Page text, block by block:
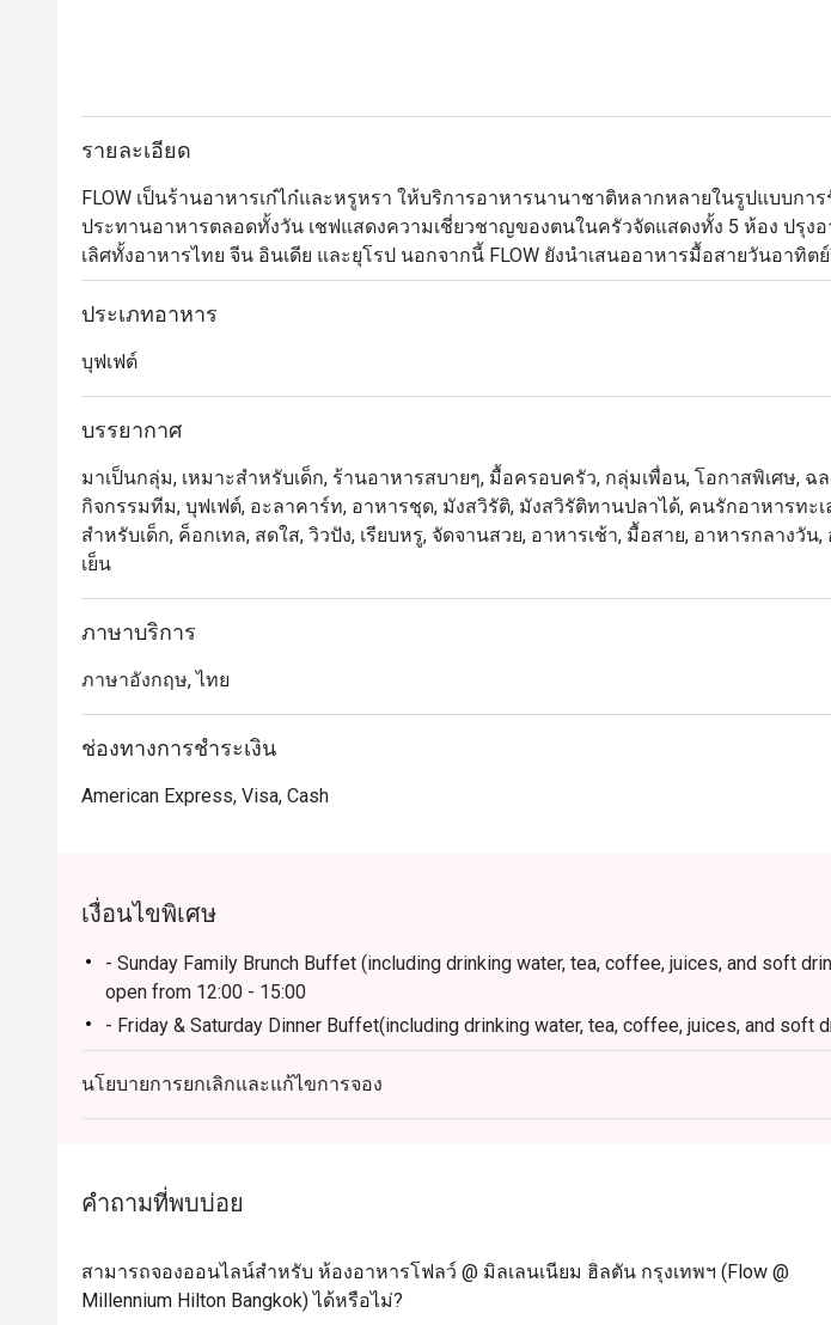
รายละเอียด
FLOW เป็นร้านอาหารเก๋ไก๋และหรูหรา ให้บริการอาหารนานาชาติหลากหลายในรูปแบบการ
ประทานอาหารตลอดทั้งวัน เชฟแสดงความเชี่ยวชาญของตนในครัวจัดแสดงทั้ง 5 ห้อง ปรุง
เลิศทั้งอาหารไทย จีน อินเดีย และยุโรป นอกจากนี้ FLOW ยังนำเสนออาหารมื้อสายวันอาทิตย์
ที่หรูหรา พร้อมการแสดงดนตรีสด สเตชั่นเนื้อวากิวที่ปรุงแบบสโลว์คุก และโรงละครของห
นอกจากนี้ เพื่อให้ค่ำคืนของคุณประทับใจไม่รู้ลืม FLOW ขอนำเสนอบุฟเฟ่ต์มื้อค่ำเลิศรสที่เน้น
Flow @ Millennium Hilton Bangkok คือห้องอาหารนานาชาติที่ให้บริการบุฟเฟ่ต์ โดยตั้งอยู่ชั้น
ริมแม่น้ำเจ้าพระยาโปร่งสบาย เหมาะสำหรับครอบครัวและกลุ่มเพื่อน
・จุดเด่นของร้านคือบุฟเฟ่ต์คุณภาพ ทั้ง ซีฟู้ดสด, ชีสเซเล็กชันหลากชนิด, และเมนูห้ามพลาด
Massaman Beef Cheeks รวมถึงโซนพิซซ่าและของหวานที่ได้รับคำชมอย่างมาก พร้อมบริกา
ใส่จากทีมงาน
ใจ เหมาะกับทั้งมื้อครอบครัวและโอกาสพิเศษ
・เหมาะสำหรับนักท่องเที่ยวที่มองหาบุฟเฟ่ต์คุณภาพ พร้อมวิวริมแม่น้ำ และตั้งอยู่ใกล้ไอคอ
ประเภทอาหาร
บุฟเฟต์
บรรยากาศ
มาเป็นกลุ่ม, เหมาะสำหรับเด็ก, ร้านอาหารสบายๆ, มื้อครอบครัว, กลุ่มเพื่อน, โอกาสพิเศษ, ฉล
กิจกรรมทีม, บุฟเฟต์, อะลาคาร์ท, อาหารชุด, มังสวิรัติ, มังสวิรัติทานปลาได้, คนรักอาหารทะเ
สำหรับเด็ก, ค็อกเทล, สดใส, วิวปัง, เรียบหรู, จัดจานสวย, อาหารเช้า, มื้อสาย, อาหารกลางวัน,
เย็น
ภาษาบริการ
ภาษาอังกฤษ, ไทย
ช่องทางการชำระเงิน
American Express, Visa, Cash
เงื่อนไขพิเศษ
- Sunday Family Brunch Buffet (including drinking water, tea, coffee, juices, and soft
open from 12:00 - 15:00
- Friday & Saturday Dinner Buffet(including drinking water, tea, coffee, juices, and soft
open from 18:00 - 22:00
- Monday - Thursday: A La Carte menu start 12.00-9.30 PM
- Friday-Saturday: A La Carte menu start 12.00-4.30 PM
* Prices may be changed at any time without further notice on Public holidays, special
(e.g. Christmas, New Year, Valentine’s day etc.)
more than 15 minutes early your reservation is not valid.
* Discount applies to Buffet and a la carte menu not applicable with drinks menu and
นโยบายการยกเลิกและแก้ไขการจอง
คำถามที่พบบ่อย
สามารถจองออนไลน์สำหรับ ห้องอาหารโฟลว์ @ มิลเลนเนียม ฮิลตัน กรุงเทพฯ (Flow @
Millennium Hilton Bangkok) ได้หรือไม่?